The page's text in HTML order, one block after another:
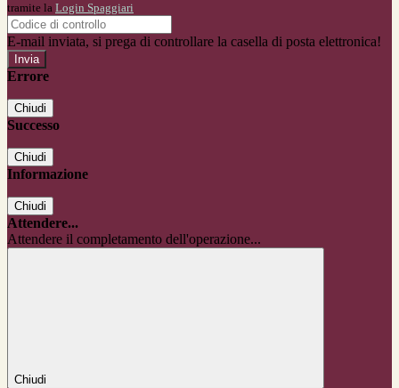
tramite la Login Spaggiari
E-mail inviata, si prega di controllare la casella di posta elettronica!
Errore
Chiudi
Successo
Chiudi
Informazione
Chiudi
Attendere...
Attendere il completamento dell'operazione...
Chiudi